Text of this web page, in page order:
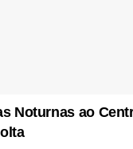
Noturnas ao